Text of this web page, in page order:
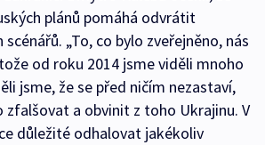
plánů pomáhá odvrátit
scénářů. „To, co bylo zveřejněno, nás
od roku 2014 jsme viděli mnoho
jsme, že se před ničím nezastaví,
zfalšovat a obvinit z toho Ukrajinu. V
důležité odhalovat jakékoliv